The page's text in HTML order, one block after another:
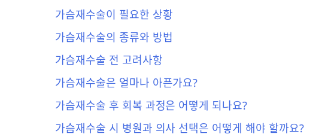
가슴재수술이 필요한 상황
가슴재수술의 종류와 방법
가슴재수술 전 고려사항
가슴재수술은 얼마나 아픈가요?
가슴재수술 후 회복 과정은 어떻게 되나요?
가슴재수술 시 병원과 의사 선택은 어떻게 해야 할까요?